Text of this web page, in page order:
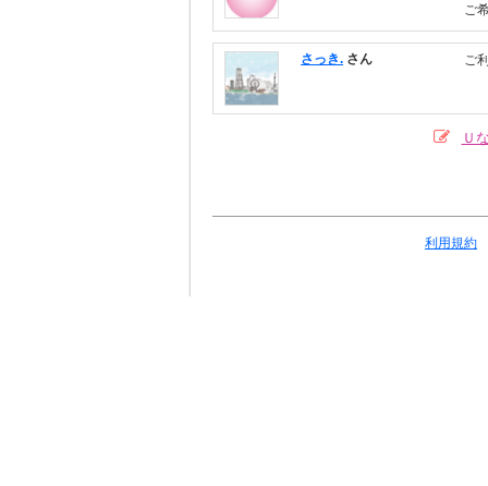
ご
さっき. さん ご
Ｕ
利用規約